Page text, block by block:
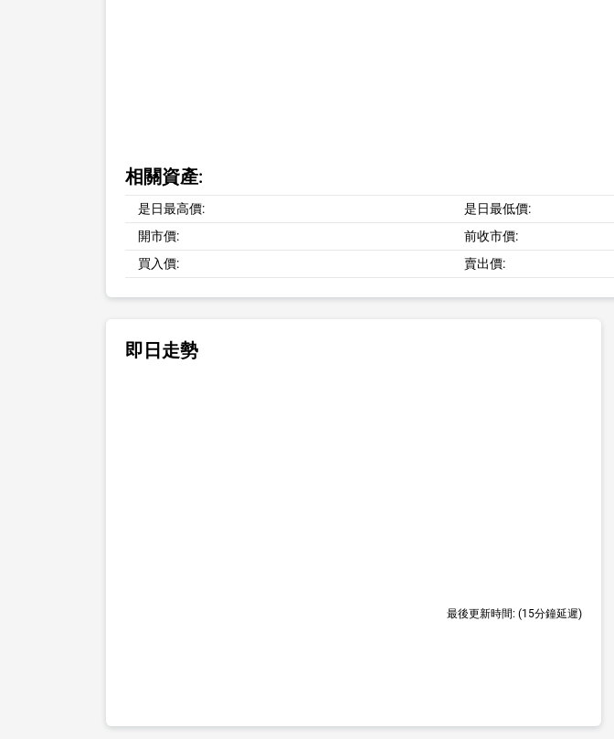
相關資產:
是日最高價: 是日最低價:
開市價:
前收市價:
買入價:
賣出價:
即日走勢
最後更新時間: (15分鐘延遲)